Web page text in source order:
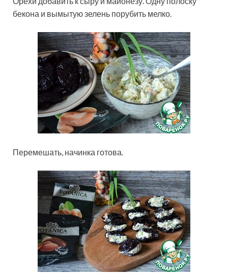
бекона и вымытую зелень порубить мелко.
Перемешать, начинка готова.